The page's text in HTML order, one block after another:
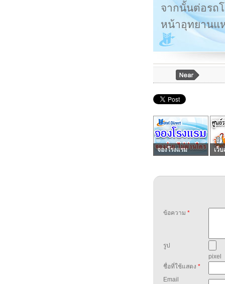
จากนั้นต่อรถ
หน้าอุทยานแ
จองโรงแรม เว็
ข้อความ *
รูป
pixel
ชื่อที่ใช้แสดง *
Email